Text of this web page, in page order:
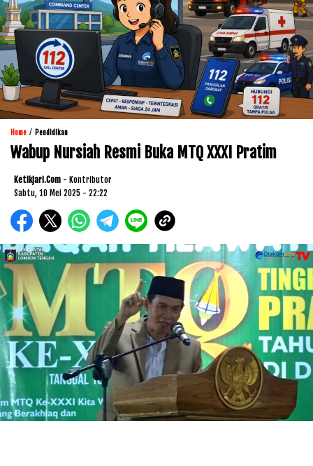
Home / Pendidikan
Wabup Nursiah Resmi Buka MTQ XXXI Pratim
Ketikjari.com - Kontributor
Sabtu, 10 Mei 2025 - 22:22